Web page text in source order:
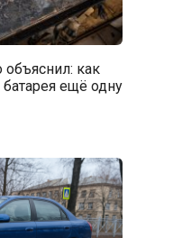
как
ещё одну